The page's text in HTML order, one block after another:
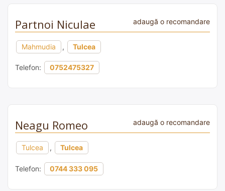
Partnoi Niculae adaugă o recomandare
Mahmudia , Tulcea
Telefon: 0752475327
Neagu Romeo adaugă o recomandare
Tulcea , Tulcea
Telefon: 0744 333 095